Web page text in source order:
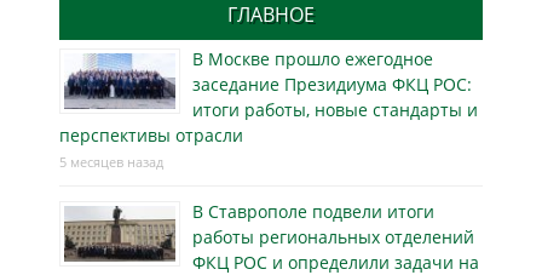
ГЛАВНОЕ
В Москве прошло ежегодное
заседание Президиума ФКЦ РОС:
итоги работы, новые стандарты и
перспективы отрасли
5 месяцев назад
В Ставрополе подвели итоги
работы региональных отделений
ФКЦ РОС и определили задачи на